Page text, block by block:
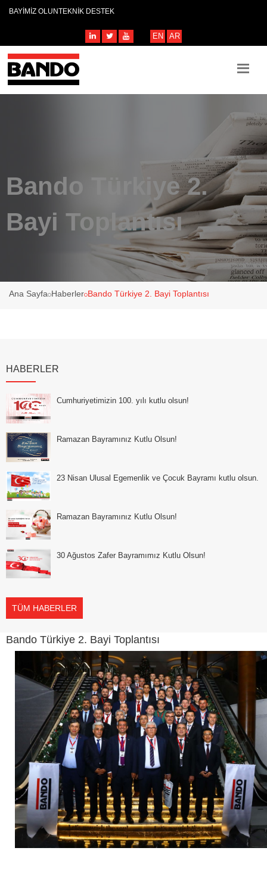
BAYİMİZ OLUNTEKNİK DESTEK
EN AR
Bando Türkiye 2.
Bayi Toplantısı
Ana Sayfa Haberler Bando Türkiye 2. Bayi Toplantısı
HABERLER
Cumhuriyetimizin 100. yılı kutlu olsun!
Ramazan Bayramınız Kutlu Olsun!
23 Nisan Ulusal Egemenlik ve Çocuk Bayramı kutlu olsun.
Ramazan Bayramınız Kutlu Olsun!
30 Ağustos Zafer Bayramımız Kutlu Olsun!
TÜM HABERLER
Bando Türkiye 2. Bayi Toplantısı